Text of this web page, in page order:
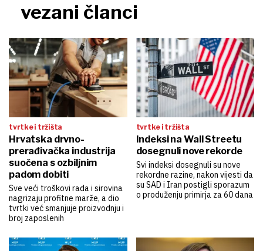
vezani članci
tvrtke i tržišta
Hrvatska drvno-
prerađivačka industrija
suočena s ozbiljnim
padom dobiti
Sve veći troškovi rada i sirovina
nagrizaju profitne marže, a dio
tvrtki već smanjuje proizvodnju i
broj zaposlenih
tvrtke i tržišta
Indeksi na Wall Streetu
dosegnuli nove rekorde
Svi indeksi dosegnuli su nove
rekordne razine, nakon vijesti da
su SAD i Iran postigli sporazum
o produženju primirja za 60 dana